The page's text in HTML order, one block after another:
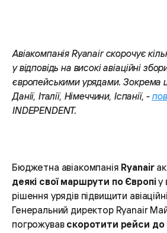
Авіакомпанія Ryanair скорочує
у відповідь на високі авіаційні
європейськими урядами. Зокрема
Данії, Італії, Німеччини, Іспанії, -
INDEPENDENT.
Бюджетна авіакомпанія Ryanair
деякі свої маршрути по Європіу
рішення урядів підвищити
Генеральний директор Ryanair
погрожував скоротити рейси до